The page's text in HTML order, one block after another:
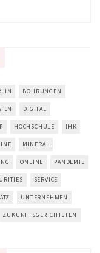
BOHRUNGEN
DIGITAL
HOCHSCHULE IHK
MINERAL
ONLINE PANDEMIE
SERVICE
UNTERNEHMEN
ZUKUNFTSGERICHTETEN